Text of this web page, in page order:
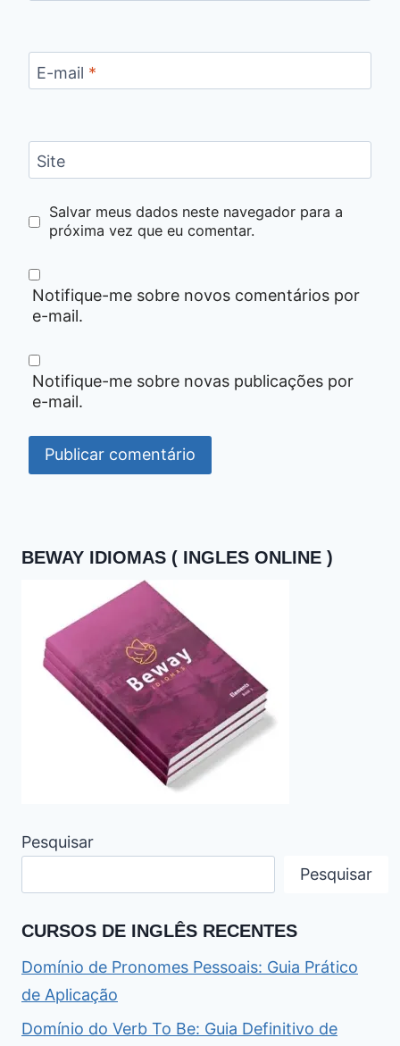
E-mail *
Site
Salvar meus dados neste navegador para a
próxima vez que eu comentar.
Notifique-me sobre novos comentários por
e-mail.
Notifique-me sobre novas publicações por
e-mail.
BEWAY IDIOMAS ( INGLES ONLINE )
Pesquisar
Pesquisar
CURSOS DE INGLÊS RECENTES
Domínio de Pronomes Pessoais: Guia Prático
de Aplicação
Domínio do Verb To Be: Guia Definitivo de